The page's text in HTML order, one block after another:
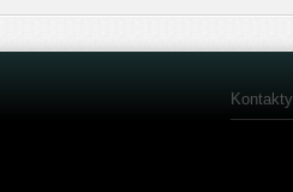
Kontakty